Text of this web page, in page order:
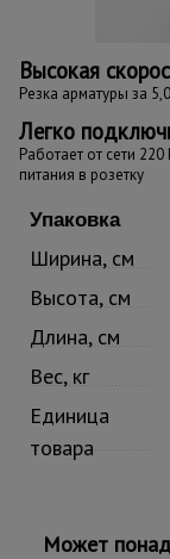
Высокая
Резка арматуры за
Легко
Работает от сети
питания в розетку
Упаковка
Ширина, см
Высота, см
Длина, см
Вес, кг
Единица
товара
Может